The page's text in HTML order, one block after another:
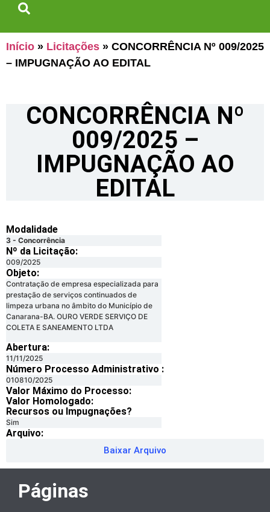
Início » Licitações » CONCORRÊNCIA Nº 009/2025
– IMPUGNAÇÃO AO EDITAL
CONCORRÊNCIA Nº
009/2025 –
IMPUGNAÇÃO AO
EDITAL
Modalidade
3 - Concorrência
Nº da Licitação: ​​
009/2025
Objeto:
Contratação de empresa especializada para
prestação de serviços continuados de
limpeza urbana no âmbito do Município de
Canarana-BA. OURO VERDE SERVIÇO DE
COLETA E SANEAMENTO LTDA
Abertura:
11/11/2025
Número Processo Administrativo :
010810/2025
Valor Máximo do Processo: ​
Valor Homologado: ​
Recursos ou Impugnações? ​
Sim
Arquivo:
Baixar Arquivo
Páginas